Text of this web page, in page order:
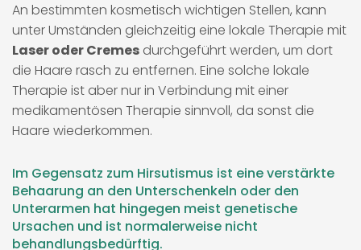
An bestimmten kosmetisch wichtigen Stellen, kann
unter Umständen gleichzeitig eine lokale Therapie mit
Laser oder Cremes durchgeführt werden, um dort
die Haare rasch zu entfernen. Eine solche lokale
Therapie ist aber nur in Verbindung mit einer
medikamentösen Therapie sinnvoll, da sonst die
Haare wiederkommen.
Im Gegensatz zum Hirsutismus ist eine verstärkte
Behaarung an den Unterschenkeln oder den
Unterarmen hat hingegen meist genetische
Ursachen und ist normalerweise nicht
behandlungsbedürftig.